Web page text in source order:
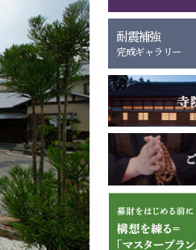
耐震補強
完成ギャラリー